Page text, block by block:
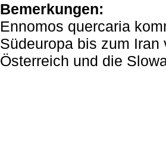
Bemerkungen:
Ennomos quercaria
Südeuropa bis zum
Österreich und die